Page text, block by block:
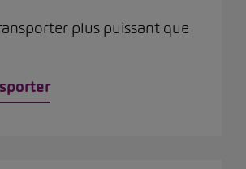
plus puissant que